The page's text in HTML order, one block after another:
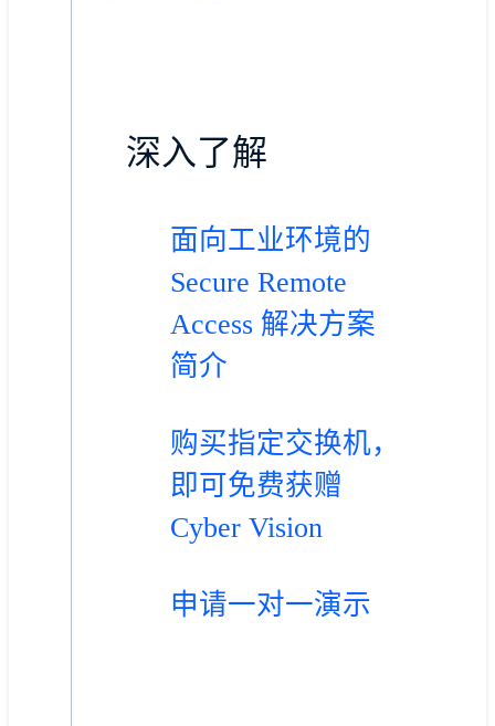
深入了解
面向工业环境的
Secure Remote
Access 解决方案
简介
购买指定交换机，
即可免费获赠
Cyber Vision
申请一对一演示